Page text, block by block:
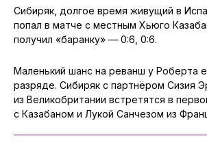
Сибиряк, долгое время живущий в
попал в матче с местным Хьюго
получил «баранку» — 0:6, 0:6.
Маленький шанс на реванш у Роберта
разряде. Сибиряк с партнёром Сизия
из Великобритании встретятся в
с Казабаном и Лукой Санчезом из